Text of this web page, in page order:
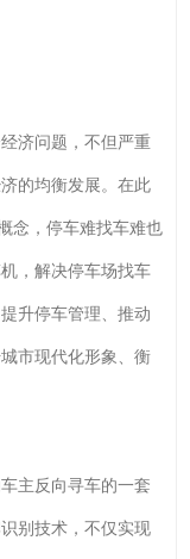
济问题，不但严重
的均衡发展。在此
念，停车难找车难也
，解决停车场找车
升停车管理、推动
市现代化形象、衡
主反向寻车的一套
别技术，不仅实现